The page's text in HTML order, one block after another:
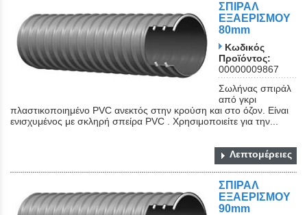
ΣΠΙΡΑΛ
ΕΞΑΕΡΙΣΜΟΥ
80mm
Κωδικός
Προϊόντος:
00000009867
Σωλήνας σπιράλ
από γκρι
πλαστικοποιημένο PVC ανεκτός στην κρούση και στο όζον. Είναι
ενισχυμένος με σκληρή σπείρα PVC . Χρησιμοποιείτε για την...
Λεπτομέρειες
ΣΠΙΡΑΛ
ΕΞΑΕΡΙΣΜΟΥ
90mm